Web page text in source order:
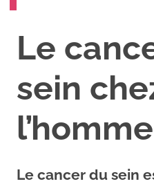
Le
sein
l’homme
Le cancer du sein